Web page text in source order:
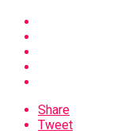
Share
Tweet